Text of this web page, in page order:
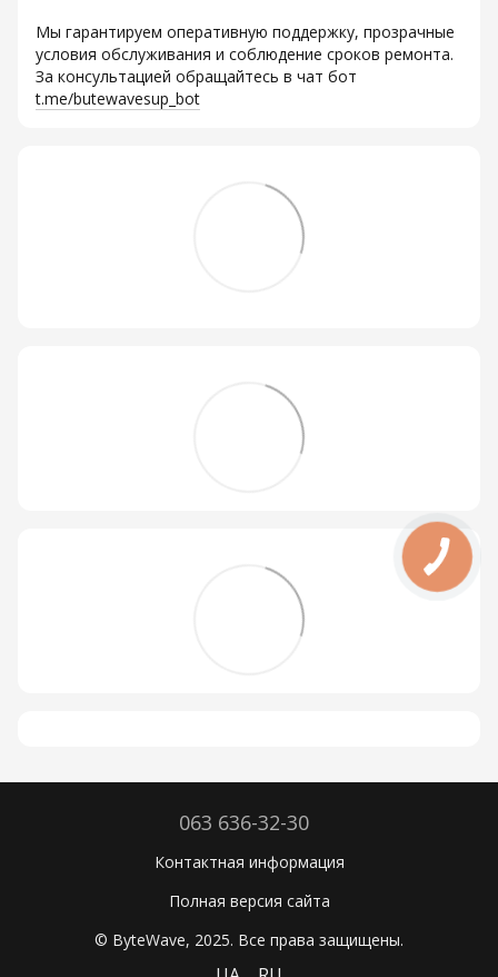
Мы гарантируем оперативную поддержку, прозрачные
условия обслуживания и соблюдение сроков ремонта.
За консультацией обращайтесь в чат бот
t.me/butewavesup_bot
063 636-32-30
Контактная информация
Полная версия сайта
© ByteWave, 2025. Все права защищены.